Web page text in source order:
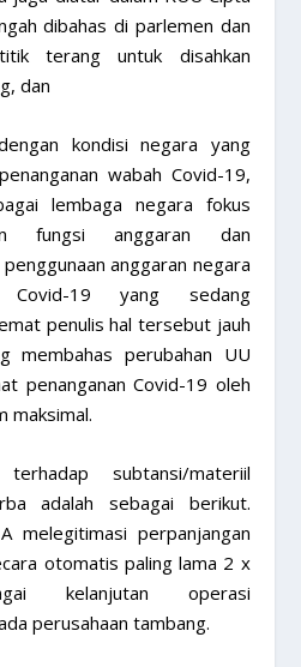
dibahas di parlemen dan
terang untuk disahkan
dan
kondisi negara yang
wabah Covid-19,
lembaga negara fokus
fungsi anggaran dan
anggaran negara
Covid-19 yang sedang
penulis hal tersebut jauh
membahas perubahan UU
penanganan Covid-19 oleh
maksimal.
subtansi/materiil
adalah sebagai berikut.
melegitimasi perpanjangan
otomatis paling lama 2 x
kelanjutan operasi
perusahaan tambang.